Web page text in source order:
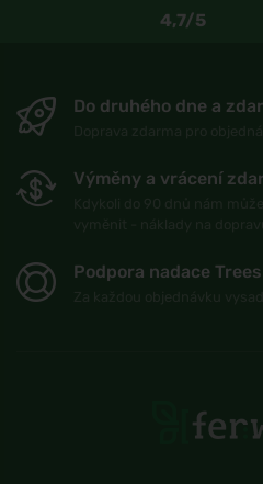
4,7/5
Do druhého dne a
Výměny a vrácení
Podpora nadace